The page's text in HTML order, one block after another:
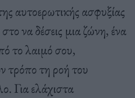
αυτοερωτικής ασφυξίας
να δέσεις μια ζώνη, ένα
το λαιμό σου,
τρόπο τη ροή του
Για ελάχιστα